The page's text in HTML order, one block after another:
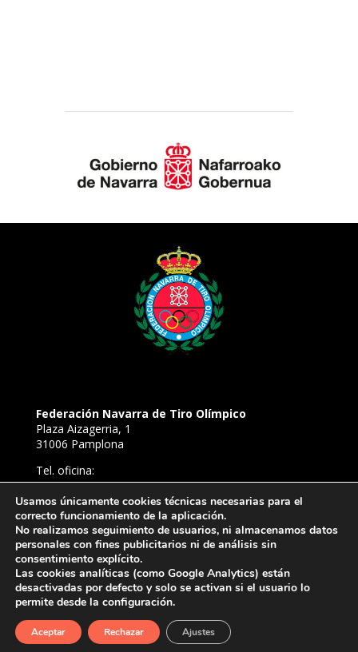
Federación Navarra de Tiro Olímpico
Plaza Aizagerria, 1
31006 Pamplona
Tel. oficina:
948 22 94 52
Tel. Campo de Tiro de Aizoáin:
638 81 54 39
E-mail:
ftironavarra@gmail.com
© 2026 | Federación Navarra de Tiro Olímpico
Aviso legal| Política de privacidad|Política de cookies
Usamos únicamente cookies técnicas necesarias para el
correcto funcionamiento de la aplicación.
No realizamos seguimiento de usuarios, ni almacenamos datos
personales con fines publicitarios ni de análisis sin
consentimiento explícito.
Las cookies analíticas (como Google Analytics) están
desactivadas por defecto y solo se activan si el usuario lo
permite desde la configuración.
Aceptar Rechazar Ajustes